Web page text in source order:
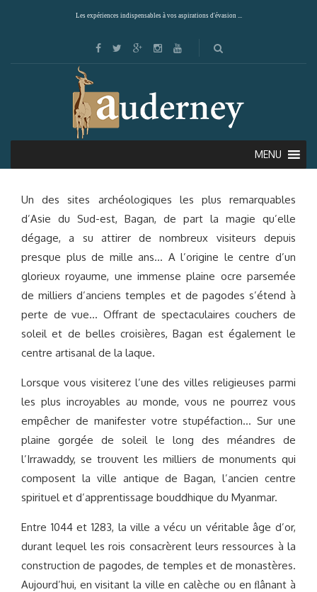
Les expériences indispensables à vos aspirations d'évasion ...
MENU
BAGAN
Un des sites archéologiques les plus remarquables
d’Asie du Sud-est, Bagan, de part la magie qu’elle
dégage, a su attirer de nombreux visiteurs depuis
presque plus de mille ans… A l’origine le centre d’un
glorieux royaume, une immense plaine ocre parsemée
de milliers d’anciens temples et de pagodes s’étend à
perte de vue… Offrant de spectaculaires couchers de
soleil et de belles croisières, Bagan est également le
centre artisanal de la laque.
Lorsque vous visiterez l’une des villes religieuses parmi
les plus incroyables au monde, vous ne pourrez vous
empêcher de manifester votre stupéfaction… Sur une
plaine gorgée de soleil le long des méandres de
l’Irrawaddy, se trouvent les milliers de monuments qui
composent la ville antique de Bagan, l’ancien centre
spirituel et d’apprentissage bouddhique du Myanmar.
Entre 1044 et 1283, la ville a vécu un véritable âge d’or,
durant lequel les rois consacrèrent leurs ressources à la
construction de pagodes, de temples et de monastères.
Aujourd’hui, en visitant la ville en calèche ou en ﬂânant à